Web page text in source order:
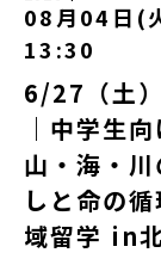
す。当選取り消し
いただきます。登
地域みらい留学公
定をしていると、
合は、「
いいたします。※
ませんので、ご了
人様1回限りです
後の内容変更はで
違いにご注意くだ
度)で宿泊いただく
(木) 12：00まで疑
学」ステップアッ
や、お申し込みを
を行います。知り
プをご活用くだ
ブ動画を公開中
へ〜日本全国20以
学」の全体像や魅
での参加にあたり
のサポート体制」
からお気軽にご視
20:00に「参加者
ず参加をお願いし
13:30 集合【解散
象】中学生2～3年
泊いただく予定で
のうち、以下の内
ラム内のアクティ
加者のご負担とな
自由時間の個人飲
申し込み多数の場
数の場合は、締め
んたいし）は北西
す。町の約83％は
もあり緑が豊かな
の夏、紅葉の秋、
ことのできるユニ
たい）国立公園」
うげん）スキー場
で、一年中自然ア
幡平市にある「松
を電気に変えた」
電気に変える「地
08月04日(
13:30
6/27（土
｜中学生
山・海・
しと命の
域留学 in